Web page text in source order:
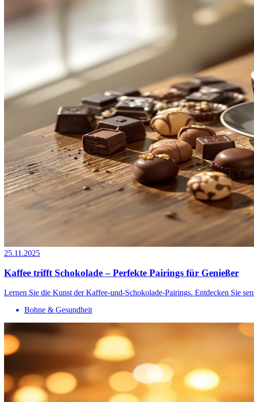
25.11.2025
Kaffee trifft Schokolade – Perfekte Pairings für Genießer
Lernen Sie die Kunst der Kaffee-und-Schokolade-Pairings. Entdecken Sie
Bohne & Gesundheit